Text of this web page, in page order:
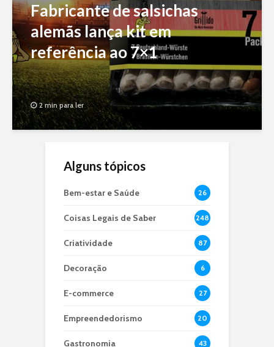
Fabricante de salsichas
alemãs lança kit em
referência ao 7×1
2 min para ler
Alguns tópicos
Bem-estar e Saúde 26
Coisas Legais de Saber 248
Criatividade 87
Decoração 6
E-commerce 27
Empreendedorismo 20
Gastronomia 43